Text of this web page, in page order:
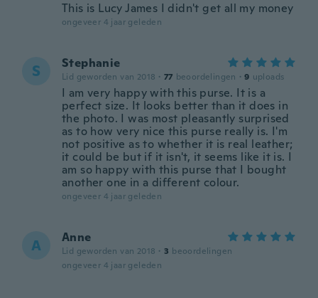
This is Lucy James I didn't get all my money
ongeveer 4 jaar geleden
S Stephanie
Lid geworden van 2018 · 77 beoordelingen · 9 uploads
I am very happy with this purse. It is a
perfect size. It looks better than it does in
the photo. I was most pleasantly surprised
as to how very nice this purse really is. I'm
not positive as to whether it is real leather;
it could be but if it isn't, it seems like it is. I
am so happy with this purse that I bought
another one in a different colour.
ongeveer 4 jaar geleden
A Anne
Lid geworden van 2018 · 3 beoordelingen
ongeveer 4 jaar geleden